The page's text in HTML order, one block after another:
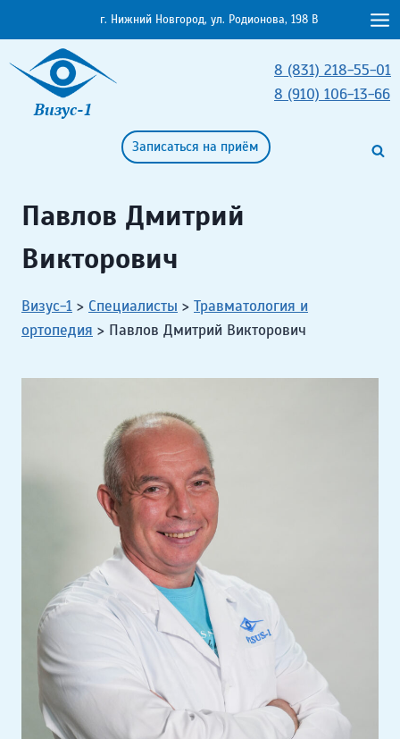
к
содержимому
г. Нижний Новгород, ул. Родионова, 198 В
Визус-1
8 (831) 218-55-01
8 (910) 106-13-66
Записаться на приём
Павлов Дмитрий
Викторович
Визус-1 > Специалисты > Травматология и
ортопедия > Павлов Дмитрий Викторович